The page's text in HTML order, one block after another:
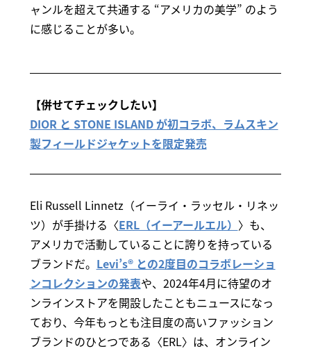
ャンルを超えて共通する “アメリカの美学” のよう
に感じることが多い。
【併せてチェックしたい】
DIOR と STONE ISLAND が初コラボ、ラムスキン
製フィールドジャケットを限定発売
Eli Russell Linnetz（イーライ・ラッセル・リネッ
ツ）が手掛ける〈ERL（イーアールエル） 〉も、
アメリカで活動していることに誇りを持っている
ブランドだ。 Levi’s® との2度目のコラボレーショ
ンコレクションの発表や、2024年4月に待望のオ
ンラインストアを開設したこともニュースになっ
ており、今年もっとも注目度の高いファッション
ブランドのひとつである〈ERL〉は、オンライン